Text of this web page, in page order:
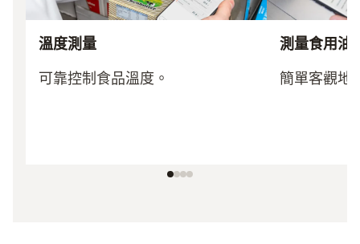
溫度測量
可靠控制食品溫度。
測量食用油
簡單客觀地